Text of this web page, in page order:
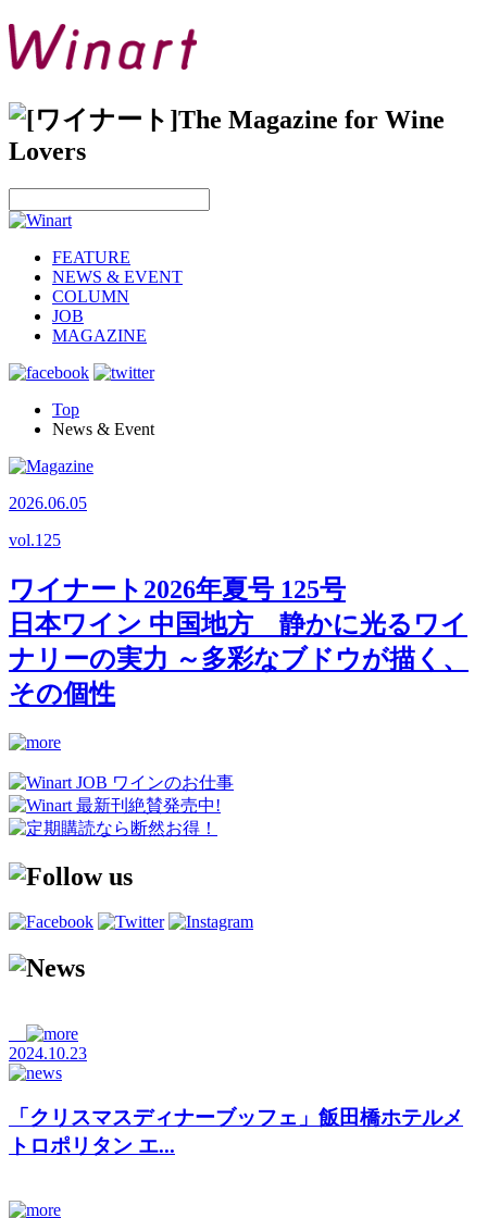
FEATURE
NEWS & EVENT
COLUMN
JOB
MAGAZINE
Top
News & Event
2026.06.05
vol.125
ワイナート2026年夏号 125号
日本ワイン 中国地方 静かに光るワイ
ナリーの実力 ～多彩なブドウが描く、
その個性
2024.10.23
「クリスマスディナーブッフェ」飯田橋ホテルメ
トロポリタン エ...